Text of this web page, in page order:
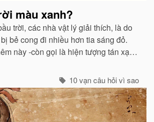
màu xanh?
trời, các nhà vật lý giải thích, là do
bẻ cong đi nhiều hơn tia sáng đỏ.
này -còn gọi là hiện tượng tán xạ -
10 vạn câu hỏi vì sao